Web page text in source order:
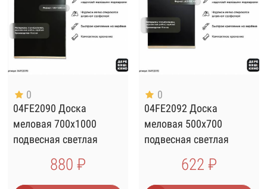
0
04FE2090 Доска
меловая 700х1000
подвесная светлая
880 ₽
0
04FE2092 Доска
меловая 500х700
подвесная светлая
622 ₽